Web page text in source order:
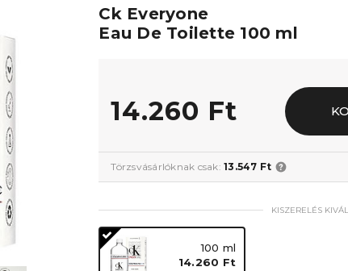
Ck Everyone
Eau De Toilette 100 ml
14.260 Ft
Törzsvásárlóknak csak:13.547 Ft
KISZERELÉS
100 ml
14.260 Ft